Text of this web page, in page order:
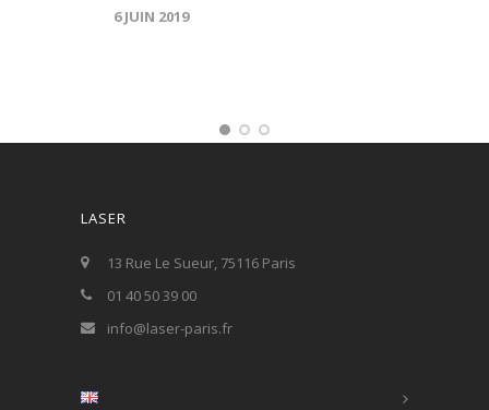
6 JUIN 2019
LASER
13 Rue Le Sueur, 75116 Paris
01 40 50 39 00
info@laser-paris.fr